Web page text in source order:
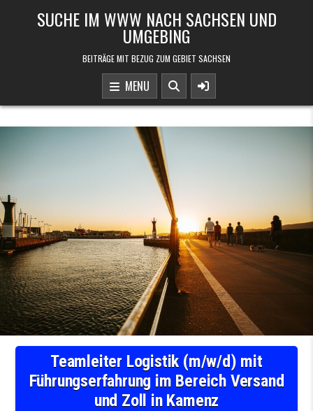
SUCHE IM WWW NACH SACHSEN UND
UMGEBING
BEITRÄGE MIT BEZUG ZUM GEBIET SACHSEN
MENU
Teamleiter Logistik (m/w/d) mit
Führungserfahrung im Bereich Versand
und Zoll in Kamenz